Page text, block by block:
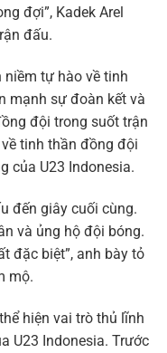
đợi”, Kadek Arel
đấu.
niềm tự hào về tinh
mạnh sự đoàn kết và
đội trong suốt trận
tinh thần đồng đội
của U23 Indonesia.
đến giây cuối cùng.
và ủng hộ đội bóng.
đặc biệt”, anh bày tỏ
mộ.
hiện vai trò thủ lĩnh
U23 Indonesia. Trước